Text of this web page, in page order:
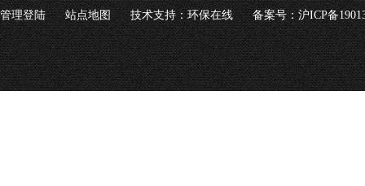
管理登陆 站点地图 技术支持：环保在线 备案号：沪ICP备